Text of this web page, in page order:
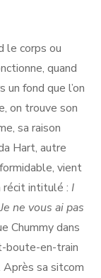
le corps ou
quand
un fond que l’on
on trouve son
sa raison
Hart, autre
vient
récit intitulé : I
Je ne vous ai pas
Chummy dans
boute-en-train
sa sitcom